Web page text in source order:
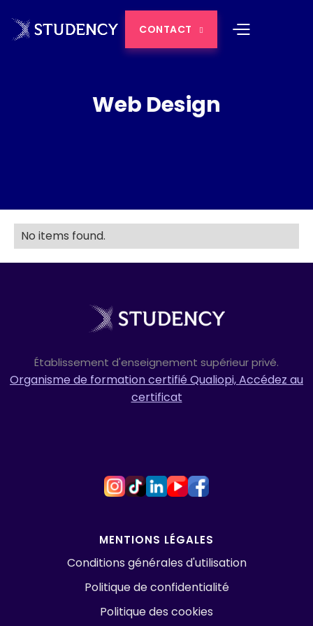
CONTACT 
Web Design
No items found.
Établissement d'enseignement supérieur privé.
Organisme de formation certifié Qualiopi, Accédez au
certificat
MENTIONS LÉGALES
Conditions générales d'utilisation
Politique de confidentialité
Politique des cookies